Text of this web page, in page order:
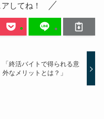
してね！
「終活バイトで得られる意
外なメリットとは？」